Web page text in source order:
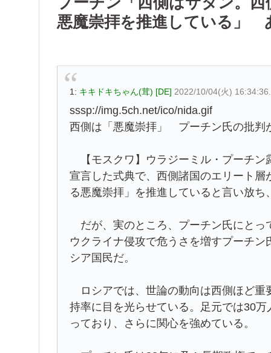
悪魔崇拝を推進している」
1: キキドキちゃん(茸) [DE] 2022/10/04(火)
sssp://img.5ch.net/ico/nida.gif
西側は「悪魔崇拝」 プーチン氏の批判
【モスクワ】ウラジーミル・プーチン
宣言した式典で、西側諸国のエリート
る悪魔崇拝」を推進していると言い放
だが、実のところ、プーチン氏にとっ
ウクライナ侵攻で危うさを増すプーチ
シア国民だ。
ロシアでは、世論の動向は西側ほど重
持率に目を光らせている。足元では30
っており、さらに関心を強めている。